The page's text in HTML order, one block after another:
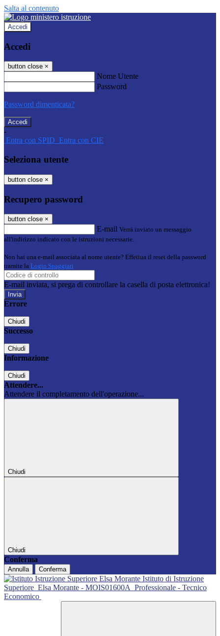
Salta al contenuto
Accedi
Accedi
button close ×
Nome Utente
Password
Password dimenticata?
-
Entra con SPID Entra con CIE
Seleziona utente
button close ×
Recupero password
button close ×
E-mail Verrà inviato un messaggio
all'indirizzo indicato con le istruzioni necessarie.
Non hai una e-mail associata al nome utente? Effettua il reset della password
tramite la Login Spaggiari
E-mail inviata, si prega di controllare la casella di posta elettronica!
Errore
Chiudi
Successo
Chiudi
Informazione
Chiudi
Attendere...
Attendere il completamento dell'operazione...
Chiudi
Chiudi
Conferma
Annulla Conferma
Istituto di Istruzione
Superiore Elsa Morante - MOIS01600A Professionale - Tecnico
Economico